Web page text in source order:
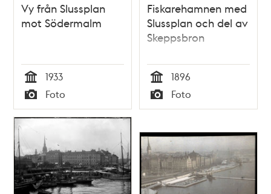
Vy från Slussplan
mot Södermalm
Tid
1933
Typ
Foto
Fiskarehamnen med
Slussplan och del av
Skeppsbron
Tid
1896
Typ
Foto